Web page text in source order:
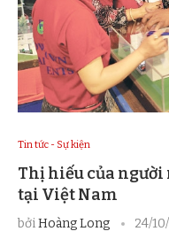
Tin tức - Sự kiện
Thị hiếu của
tại Việt Nam
bởiHoàng Long 24/